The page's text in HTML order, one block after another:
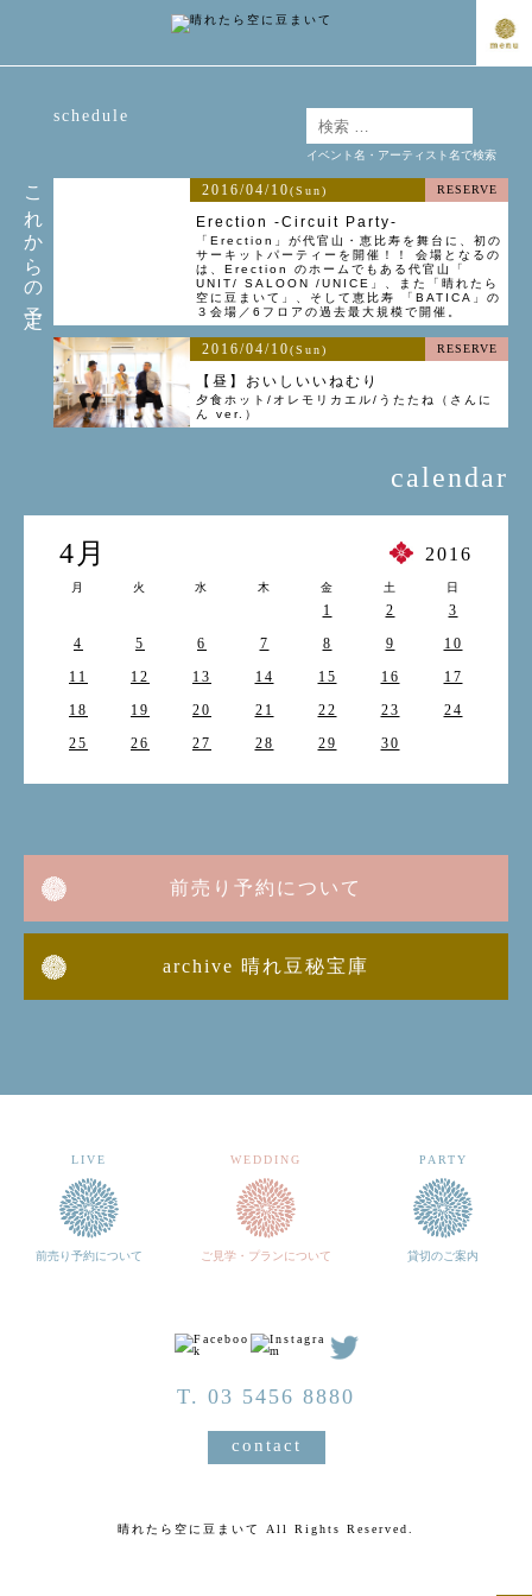
これからの予定
schedule
2016/04/10(Sun) RESERVE
Erection -Circuit Party-
「Erection」が代官山・恵比寿を舞台に、初の
サーキットパーティーを開催！！ 会場となるの
は、Erection のホームでもある代官山「
UNIT/ SALOON /UNICE」、また「晴れたら
空に豆まいて」、そして恵比寿 「BATICA」の
３会場／6フロアの過去最大規模で開催。
2016/04/10(Sun) RESERVE
【昼】おいしいいねむり
夕食ホット/オレモリカエル/うたたね（さんに
ん ver.）
calendar
4月 2016
月 火 水 木 金 土 日
1 2
3
4
5 6 7 8 9
10
11
12 13 14 15 16
17
18
19 20 21 22 23
24
25
26 27 28 29 30
イベント名・アーティスト名で検索
前売り予約について
archive 晴れ豆秘宝庫
LIVE
前売り予約について
WEDDING
ご見学・プランについて
PARTY
貸切のご案内
T. 03 5456 8880
contact
晴れたら空に豆まいて All Rights Reserved.